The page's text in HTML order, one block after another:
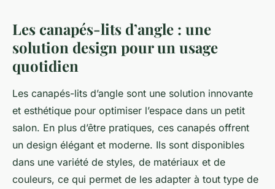
Les canapés-lits d’angle : une
solution design pour un usage
quotidien
Les canapés-lits d’angle sont une solution innovante
et esthétique pour optimiser l’espace dans un petit
salon. En plus d’être pratiques, ces canapés offrent
un design élégant et moderne. Ils sont disponibles
dans une variété de styles, de matériaux et de
couleurs, ce qui permet de les adapter à tout type de